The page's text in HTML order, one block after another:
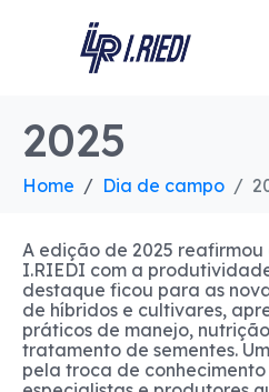
2025
Home Dia de campo
A edição de 2025 reafirmou
I.RIEDI com a
destaque ficou para as
de híbridos e cultivares,
práticos de manejo,
tratamento de sementes.
pela troca de